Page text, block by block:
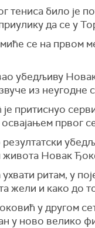
тениса било је
да се у
се на првом
убедљиву
из неугодне
притиснуо
првог
резултатски
живота Новак
ритам, у
жели и како до
у другом
у ново велико